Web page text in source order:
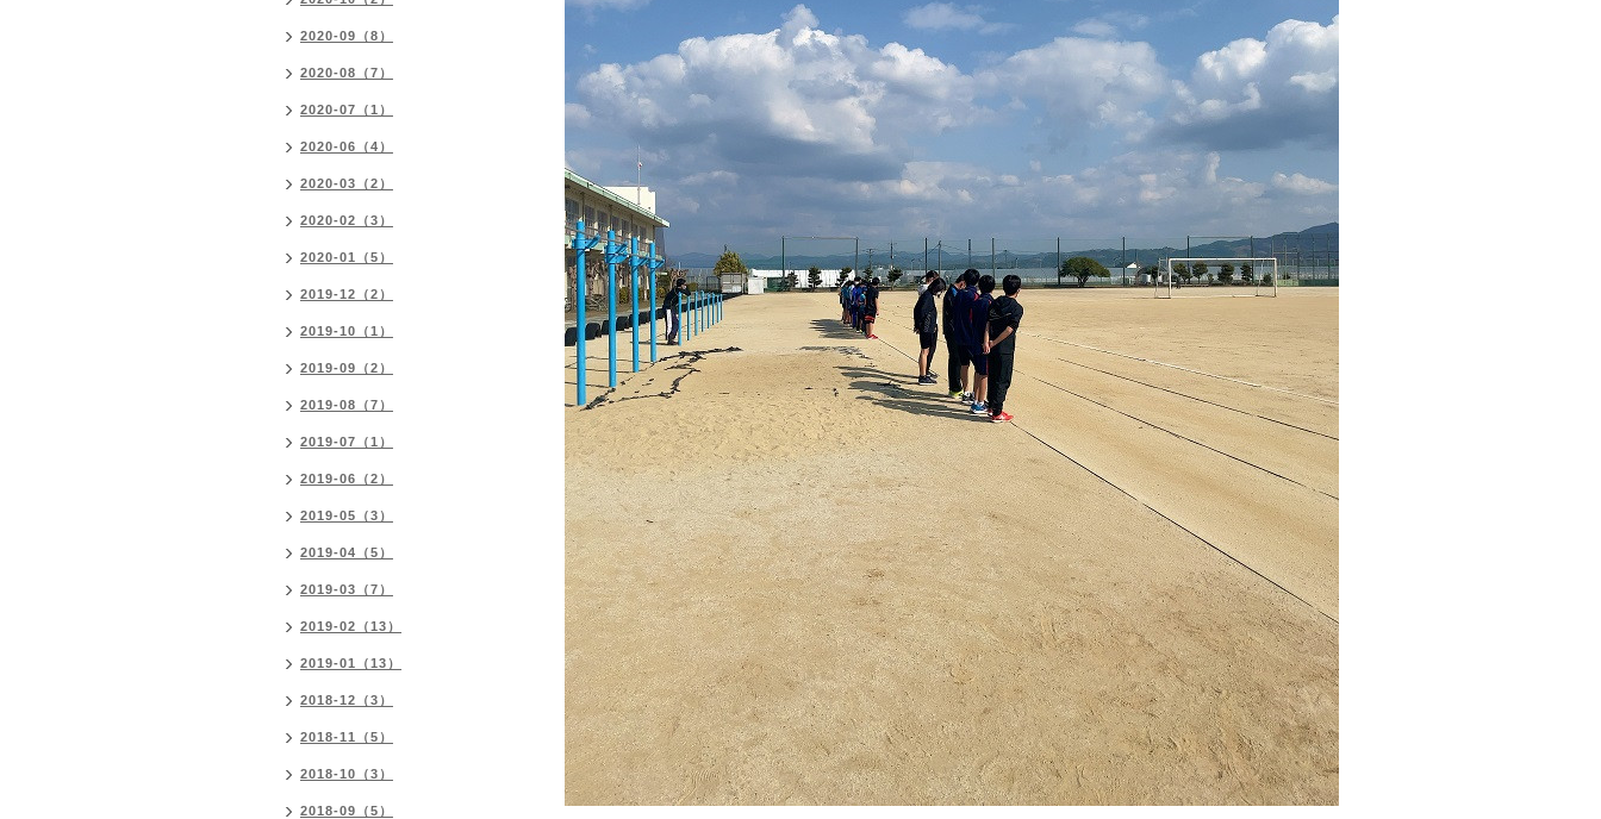
2020-09（8）
2020-08（7）
2020-07（1）
2020-06（4）
2020-03（2）
2020-02（3）
2020-01（5）
2019-12（2）
2019-10（1）
2019-09（2）
2019-08（7）
2019-07（1）
2019-06（2）
2019-05（3）
2019-04（5）
2019-03（7）
2019-02（13）
2019-01（13）
2018-12（3）
2018-11（5）
2018-10（3）
2018-09（5）